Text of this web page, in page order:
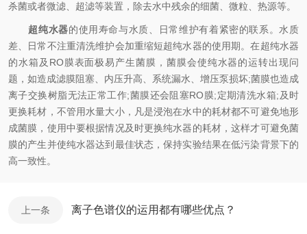
杀菌或者微滤、超滤等装置，除去水中残余的细菌、微粒、热源等。
超纯水器的使用寿命与水质、日常维护有着紧密的联系。水质
差、日常不注重清洗维护会加重缩短超纯水器的使用期。在超纯水器
的水箱及RO膜表面极易产生菌膜，菌膜会使纯水器的运转出现问
题，如造成滤膜阻塞、内压升高、系统漏水、增压泵损坏;菌膜也造成
离子交换树脂无法正常工作;菌膜还会阻塞RO膜;定期清洗水箱;及时
更换耗材，不管用水量大小，凡是浸泡在水中的耗材都不可避免地形
成菌膜，使用中要根据情况及时更换纯水器的耗材，这样才可避免菌
膜的产生并使纯水器达到最佳状态，保持实验结果在低污染背景下的
高一致性。
上一条 离子色谱仪的运用都有哪些优点？